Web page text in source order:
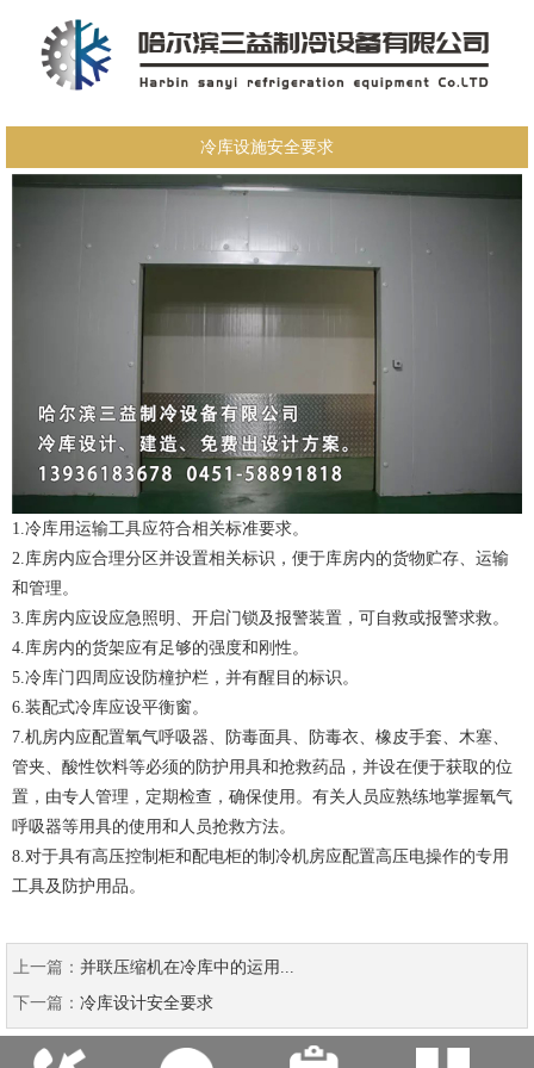
冷库设施安全要求
1.冷库用运输工具应符合相关标准要求。
2.库房内应合理分区并设置相关标识，便于库房内的货物贮存、运输
和管理。
3.库房内应设应急照明、开启门锁及报警装置，可自救或报警求救。
4.库房内的货架应有足够的强度和刚性。
5.冷库门四周应设防橦护栏，并有醒目的标识。
6.装配式冷库应设平衡窗。
7.机房内应配置氧气呼吸器、防毒面具、防毒衣、橡皮手套、木塞、
管夹、酸性饮料等必须的防护用具和抢救药品，并设在便于获取的位
置，由专人管理，定期检查，确保使用。有关人员应熟练地掌握氧气
呼吸器等用具的使用和人员抢救方法。
8.对于具有高压控制柜和配电柜的制冷机房应配置高压电操作的专用
工具及防护用品。
上一篇： 并联压缩机在冷库中的运用...
下一篇： 冷库设计安全要求